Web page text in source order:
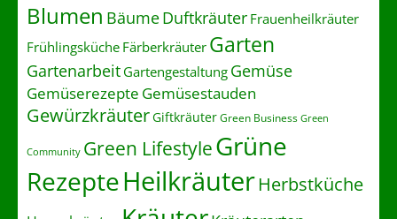
Blumen BäumeDuftkräuter Frauenheilkräuter
Frühlingsküche Färberkräuter Garten
Gartenarbeit Gartengestaltung Gemüse
Gemüserezepte Gemüsestauden
GewürzkräuterGiftkräuterGreen Business Green
Community Green LifestyleGrüne
RezepteHeilkräuterHerbstküche